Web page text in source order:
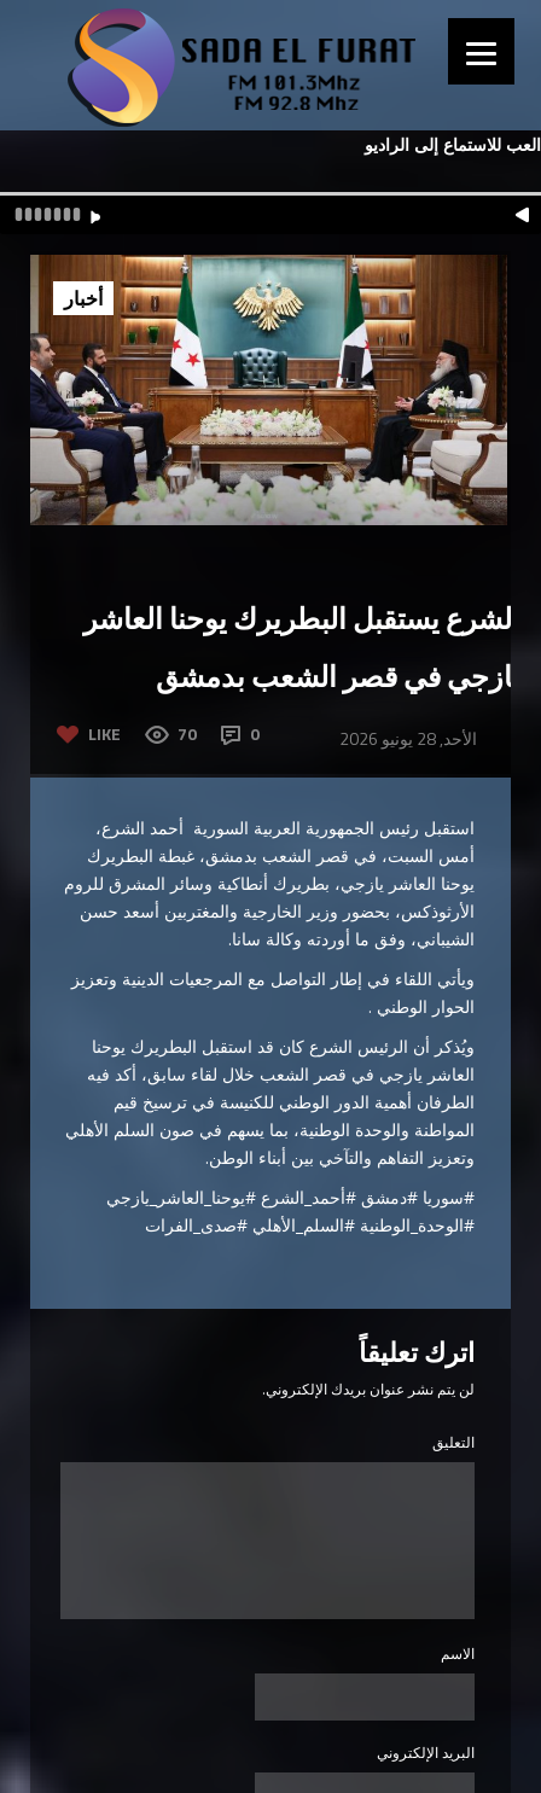
العب للاستماع إلى الراديو
الشرع يستقبل البطريرك ‏يوحنا العاشر
يازجي في قصر الشعب بدمشق
LIKE 70 0 الأحد, 28 يونيو 2026
أخبار
استقبل رئيس الجمهورية العربية السورية أحمد الشرع،
أمس السبت، في قصر الشعب بدمشق، غبطة البطريرك
يوحنا العاشر يازجي، بطريرك أنطاكية وسائر المشرق للروم
الأرثوذكس، بحضور وزير الخارجية والمغتربين أسعد حسن
الشيباني، وفق ما أوردته وكالة سانا.
ويأتي اللقاء في إطار التواصل مع المرجعيات الدينية وتعزيز
الحوار الوطني .
ويُذكر أن الرئيس الشرع كان قد استقبل البطريرك يوحنا
العاشر يازجي في قصر الشعب خلال لقاء سابق، أكد فيه
الطرفان أهمية الدور الوطني للكنيسة في ترسيخ قيم
المواطنة والوحدة الوطنية، بما يسهم في صون السلم الأهلي
وتعزيز التفاهم والتآخي بين أبناء الوطن.
#سوريا #دمشق #أحمد_الشرع #يوحنا_العاشر_يازجي
#الوحدة_الوطنية #السلم_الأهلي #صدى_الفرات
اترك تعليقاً
لن يتم نشر عنوان بريدك الإلكتروني.
التعليق
الاسم
البريد الإلكتروني